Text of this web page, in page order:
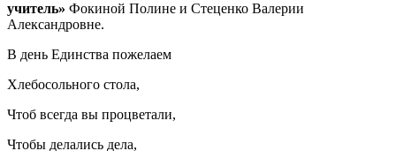
учитель» Фокиной Полине и Стеценко Валерии
Александровне.
В день Единства пожелаем
Хлебосольного стола,
Чтоб всегда вы процветали,
Чтобы делались дела,